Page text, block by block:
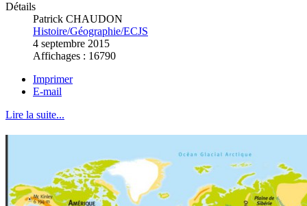
Détails
Patrick CHAUDON
Histoire/Géographie/ECJS
4 septembre 2015
Affichages : 16790
Imprimer
E-mail
Lire la suite...